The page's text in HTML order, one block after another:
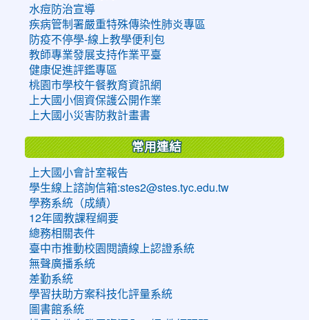
水痘防治宣導
疾病管制署嚴重特殊傳染性肺炎專區
防疫不停學-線上教學便利包
教師專業發展支持作業平臺
健康促進評鑑專區
桃園市學校午餐教育資訊網
上大國小個資保護公開作業
上大國小災害防救計畫書
常用連結
上大國小會計室報告
學生線上諮詢信箱:stes2@stes.tyc.edu.tw
學務系統（成績）
12年國教課程綱要
總務相關表件
臺中市推動校園閱讀線上認證系統
無聲廣播系統
差勤系統
學習扶助方案科技化評量系統
圖書館系統